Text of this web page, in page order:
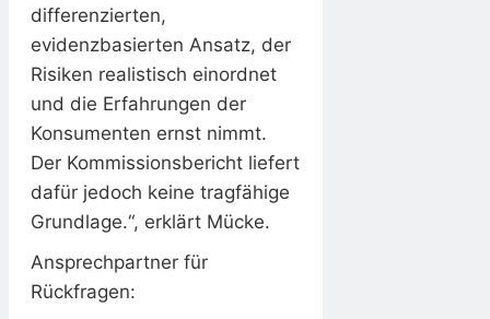
differenzierten,
evidenzbasierten Ansatz, der
Risiken realistisch einordnet
und die Erfahrungen der
Konsumenten ernst nimmt.
Der Kommissionsbericht liefert
dafür jedoch keine tragfähige
Grundlage.“, erklärt Mücke.
Ansprechpartner für
Rückfragen: